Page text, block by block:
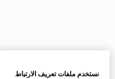
نستخدم ملفات تعريف الارتباط